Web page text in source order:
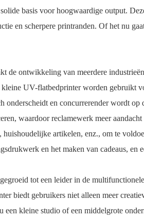
basis voor hoogwaardige output.
en scherpere printranden. Of het nu
de ontwikkeling van meerdere
UV-flatbedprinter worden gebruikt
en concurrerender wordt
waardoor reclamewerk meer
artikelen, enz., om te
en het maken van cadeaus,
tot een leider in de
biedt gebruikers niet alleen meer
een kleine studio of een middelgrote